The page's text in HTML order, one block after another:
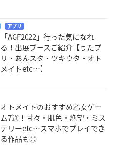
アプリ
「AGF2022」行った気になれ
る！出展ブースご紹介【うたプ
リ・あんスタ・ツキウタ・オト
メイトetc…】
オトメイトのおすすめ乙女ゲー
ム7選！甘々・肌色・絶望・ミス
テリーetc…スマホでプレイでき
る作品も◎